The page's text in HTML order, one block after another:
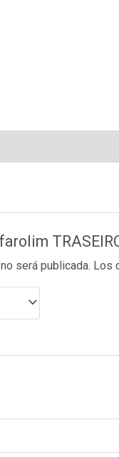
será publicada. Los